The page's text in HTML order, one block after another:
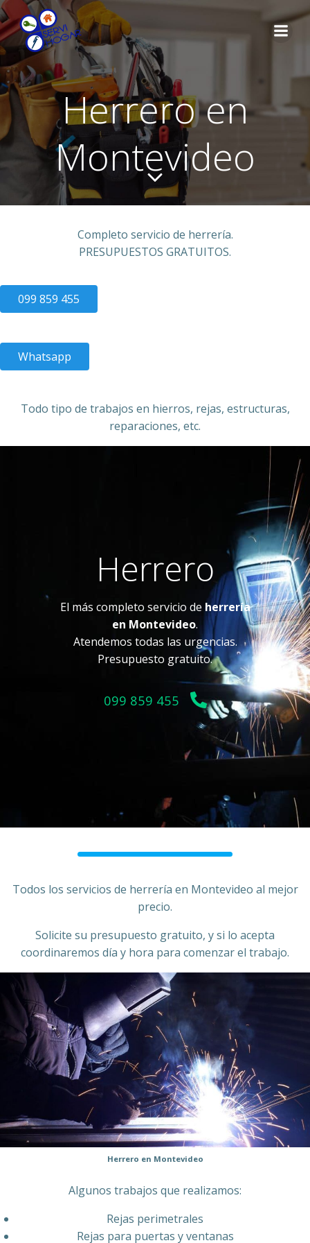
contenido
Herrero en
Montevideo
Completo servicio de herrería.
PRESUPUESTOS GRATUITOS.
099 859 455
Whatsapp
Todo tipo de trabajos en hierros, rejas, estructuras,
reparaciones, etc.
Herrero
El más completo servicio de herrería
en Montevideo.
Atendemos todas las urgencias.
Presupuesto gratuito.
099 859 455
Todos los servicios de herrería en Montevideo al mejor
precio.
Solicite su presupuesto gratuito, y si lo acepta
coordinaremos día y hora para comenzar el trabajo.
Herrero en Montevideo
Algunos trabajos que realizamos:
Rejas perimetrales
Rejas para puertas y ventanas